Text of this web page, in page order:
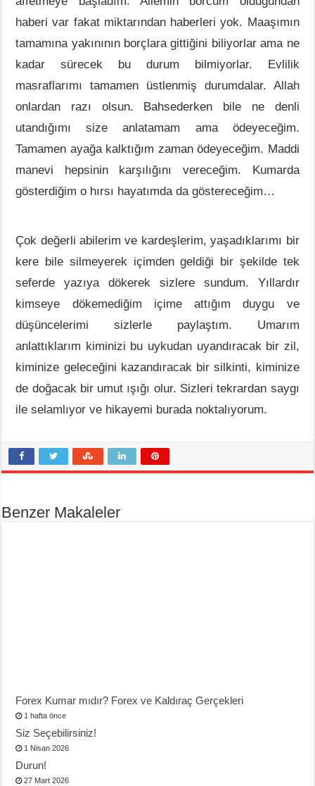
haberi var fakat miktarından haberleri yok. Maaşımın
tamamına yakınının borçlara gittiğini biliyorlar ama ne
kadar sürecek bu durum bilmiyorlar. Evlilik
masraflarımı tamamen üstlenmiş durumdalar. Allah
onlardan razı olsun. Bahsederken bile ne denli
utandığımı size anlatamam ama ödeyeceğim.
Tamamen ayağa kalktığım zaman ödeyeceğim. Maddi
manevi hepsinin karşılığını vereceğim. Kumarda
gösterdiğim o hırsı hayatımda da göstereceğim…
Çok değerli abilerim ve kardeşlerim, yaşadıklarımı bir
kere bile silmeyerek içimden geldiği bir şekilde tek
seferde yazıya dökerek sizlere sundum. Yıllardır
kimseye dökemediğim içime attığım duygu ve
düşüncelerimi sizlerle paylaştım. Umarım
anlattıklarım kiminizi bu uykudan uyandıracak bir zil,
kiminize geleceğini kazandıracak bir silkinti, kiminize
de doğacak bir umut ışığı olur. Sizleri tekrardan saygı
ile selamlıyor ve hikayemi burada noktalıyorum.
Benzer Makaleler
Forex Kumar mıdır? Forex ve Kaldıraç Gerçekleri
1 hafta önce
Siz Seçebilirsiniz!
1 Nisan 2026
Durun!
27 Mart 2026